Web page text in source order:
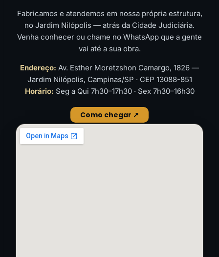
Fabricamos e atendemos em nossa própria estrutura,
no Jardim Nilópolis — atrás da Cidade Judiciária.
Venha conhecer ou chame no WhatsApp que a gente
vai até a sua obra.
Endereço: Av. Esther Moretzshon Camargo, 1826 —
Jardim Nilópolis, Campinas/SP · CEP 13088-851
Horário: Seg a Qui 7h30–17h30 · Sex 7h30–16h30
Como chegar ↗